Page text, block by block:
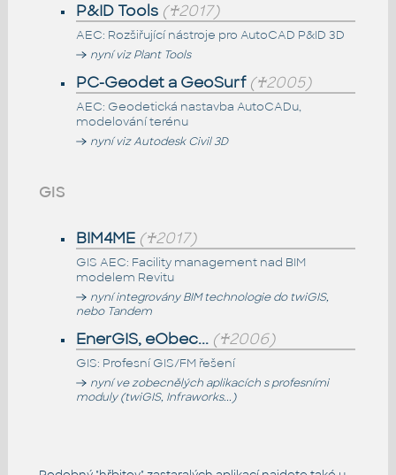
P&ID Tools (♰2017)
AEC: Rozšiřující nástroje pro AutoCAD P&ID 3D
nyní viz Plant Tools
PC-Geodet a GeoSurf (♰2005)
AEC: Geodetická nastavba AutoCADu,
modelování terénu
nyní viz Autodesk Civil 3D
GIS
BIM4ME (♰2017)
GIS AEC: Facility management nad BIM
modelem Revitu
nyní integrovány BIM technologie do twiGIS,
nebo Tandem
EnerGIS, eObec... (♰2006)
GIS: Profesní GIS/FM řešení
nyní ve zobecnělých aplikacích s profesními
moduly (twiGIS, Infraworks...)